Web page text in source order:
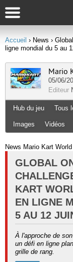
Accueil › News ›
ligne mondial du 5 au
Mario
05/06/
Editeur
Hub du jeu Tous
Images Vidéos
News Mario Kart
GLOBAL
KART
EN LIGNE
5 AU 12
À l'approche de
un défi en ligne
grille de rang.